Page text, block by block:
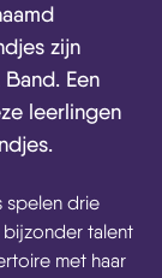
zijn
Een
leerlingen
spelen drie
talent
met haar